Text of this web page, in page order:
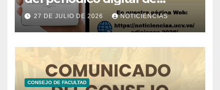
Noticiencias 2026
27 DE JULIO DE 2026 NOTICIENCIAS
CONSEJO DE FACULTAD